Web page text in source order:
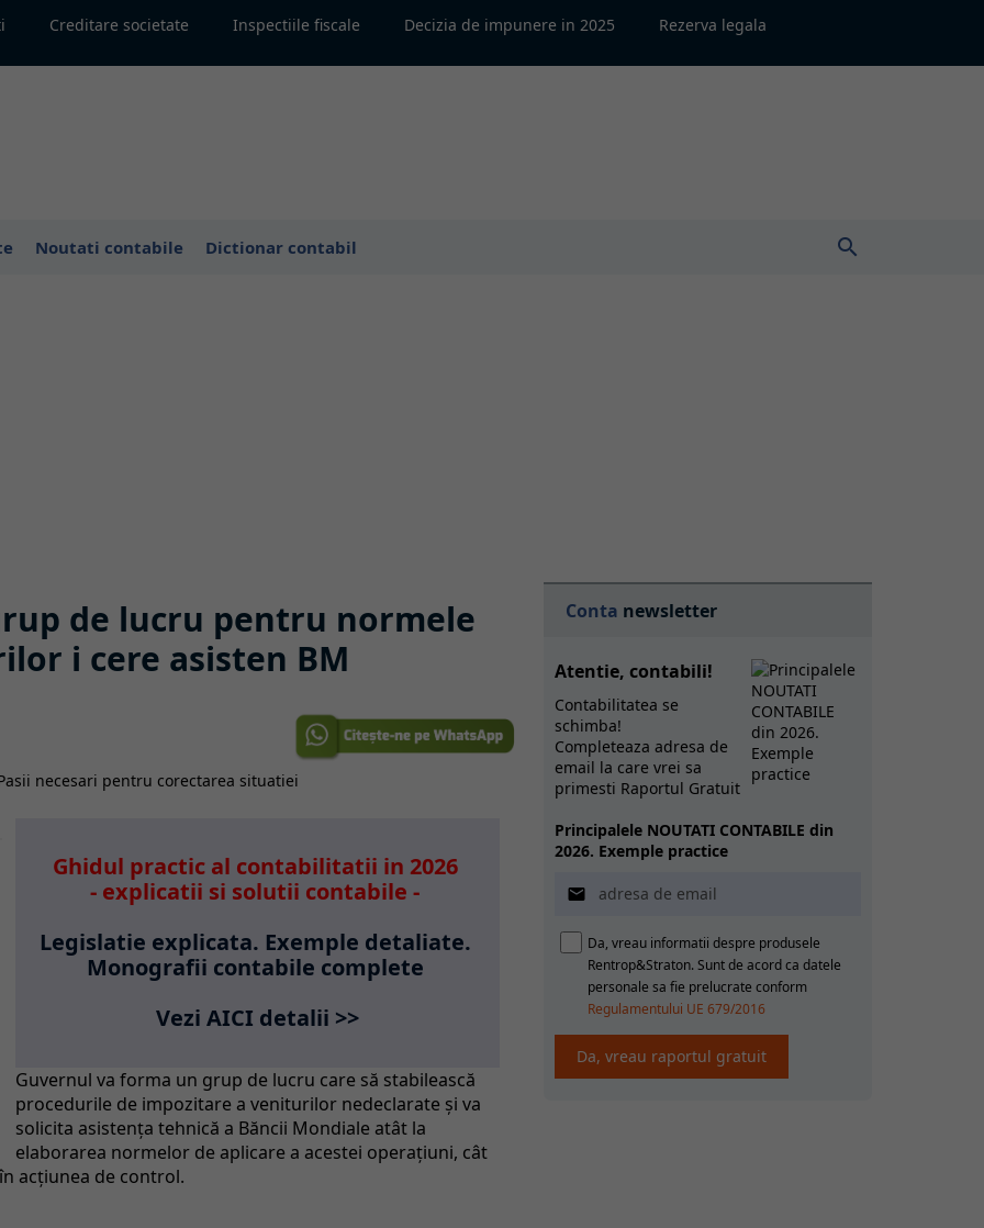
Creditare societate Inspectiile fiscale Decizia de impunere in 2025 Rezerva legala
Noutati contabile Dictionar contabil search
de lucru pentru normele
i cere asisten BM
Ghidul practic al contabilitatii in 2026
- explicatii si solutii contabile -
Legislatie explicata. Exemple detaliate.
Monografii contabile complete
Vezi AICI detalii >>
Guvernul va forma un grup de lucru care să stabilească
procedurile de impozitare a veniturilor nedeclarate şi va
solicita asistenţa tehnică a Băncii Mondiale atât la
elaborarea normelor de aplicare a acestei operaţiuni, cât
acţiunea de control.
Conta newsletter
Atentie, contabili!
Contabilitatea se
schimba!
Completeaza adresa de
email la care vrei sa
primesti Raportul Gratuit
Principalele NOUTATI CONTABILE din
2026. Exemple practice

Da, vreau informatii despre produsele
Rentrop&Straton. Sunt de acord ca datele
personale sa fie prelucrate conform
Regulamentului UE 679/2016